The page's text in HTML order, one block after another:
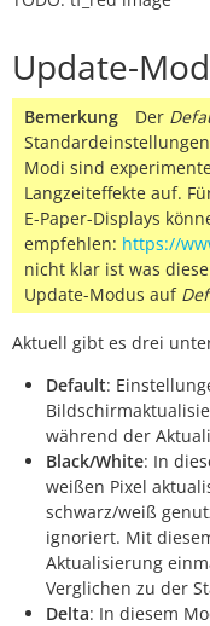
Update-
Bemerkung Der
Modi sind
Langzeiteffekte auf.
E-Paper-Displays
empfehlen: https://
nicht klar ist was
Update-Modus auf
Aktuell gibt es drei
Default:
während der
Black/White: In
weißen Pixel
schwarz/weiß
ignoriert. Mit
Aktualisierung
Verglichen zu der
Delta: In diesem